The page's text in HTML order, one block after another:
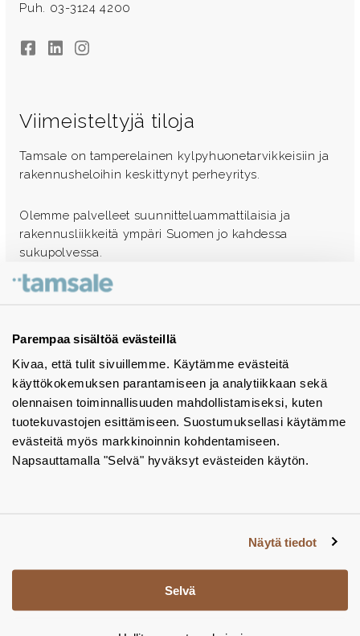
Parempaa sisältöä evästeillä
Kivaa, että tulit sivuillemme. Käytämme evästeitä
käyttökokemuksen parantamiseen ja analytiikkaan sekä
olennaisen toiminnallisuuden mahdollistamiseksi, kuten
tuotekuvastojen esittämiseen. Suostumuksellasi käytämme
evästeitä myös markkinoinnin kohdentamiseen.
Napsauttamalla "Selvä" hyväksyt evästeiden käytön.
Näytä tiedot
Selvä
Puh. 03-3124 4200
FacebookLinkedInInstagram
Viimeisteltyjä tiloja
Tamsale on tamperelainen kylpyhuonetarvikkeisiin ja
rakennusheloihin keskittynyt perheyritys.
Olemme palvelleet suunnitteluammattilaisia ja
rakennusliikkeitä ympäri Suomen jo kahdessa
sukupolvessa.
Ota yhteyttä - autamme mielellämme
Tuotekuvastot
Instagram
BIM-objektit
Yhteystiedot
Tiedotteet